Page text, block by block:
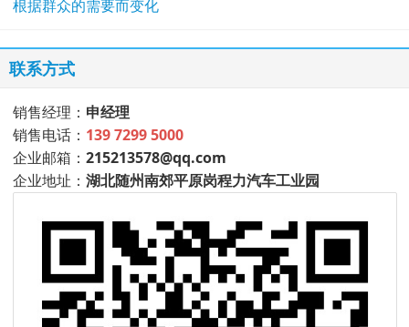
根据群众的需要而变化
联系方式
销售经理： 申经理
销售电话： 139 7299 5000
企业邮箱： 215213578@qq.com
企业地址： 湖北随州南郊平原岗程力汽车工业园